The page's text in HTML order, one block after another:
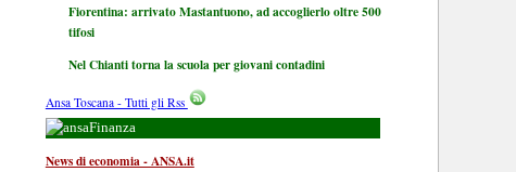
Fiorentina: arrivato Mastantuono, ad accoglierlo oltre 500
tifosi
Nel Chianti torna la scuola per giovani contadini
Ansa Toscana - Tutti gli Rss
Finanza
News di economia - ANSA.it